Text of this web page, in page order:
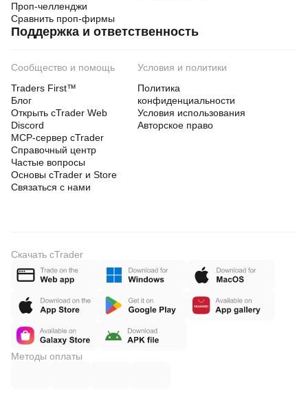
Проп-челленджи
Сравнить проп-фирмы
Поддержка и ответственность
Сообщество и помощь
Traders First™
Блог
Открыть cTrader Web
Discord
MCP-сервер cTrader
Справочный центр
Частые вопросы
Основы cTrader и Store
Связаться с нами
Условия и политики
Политика
конфиденциальности
Условия использования
Авторское право
Скачать cTrader
Методы оплаты